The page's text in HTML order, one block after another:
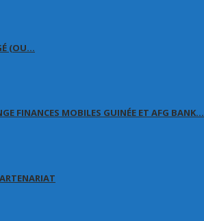
(OU…
FINANCES MOBILES GUINÉE ET AFG BANK…